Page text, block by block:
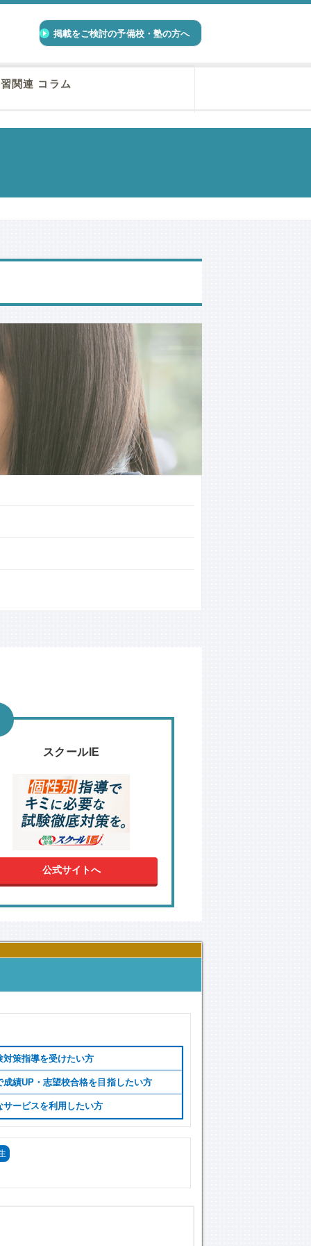
掲載をご検討の予備校・塾の方へ
関連 コラム
スクールIE
公式サイトへ
策指導を受けたい方
績UP・志望校合格を目指したい方
ービスを利用したい方